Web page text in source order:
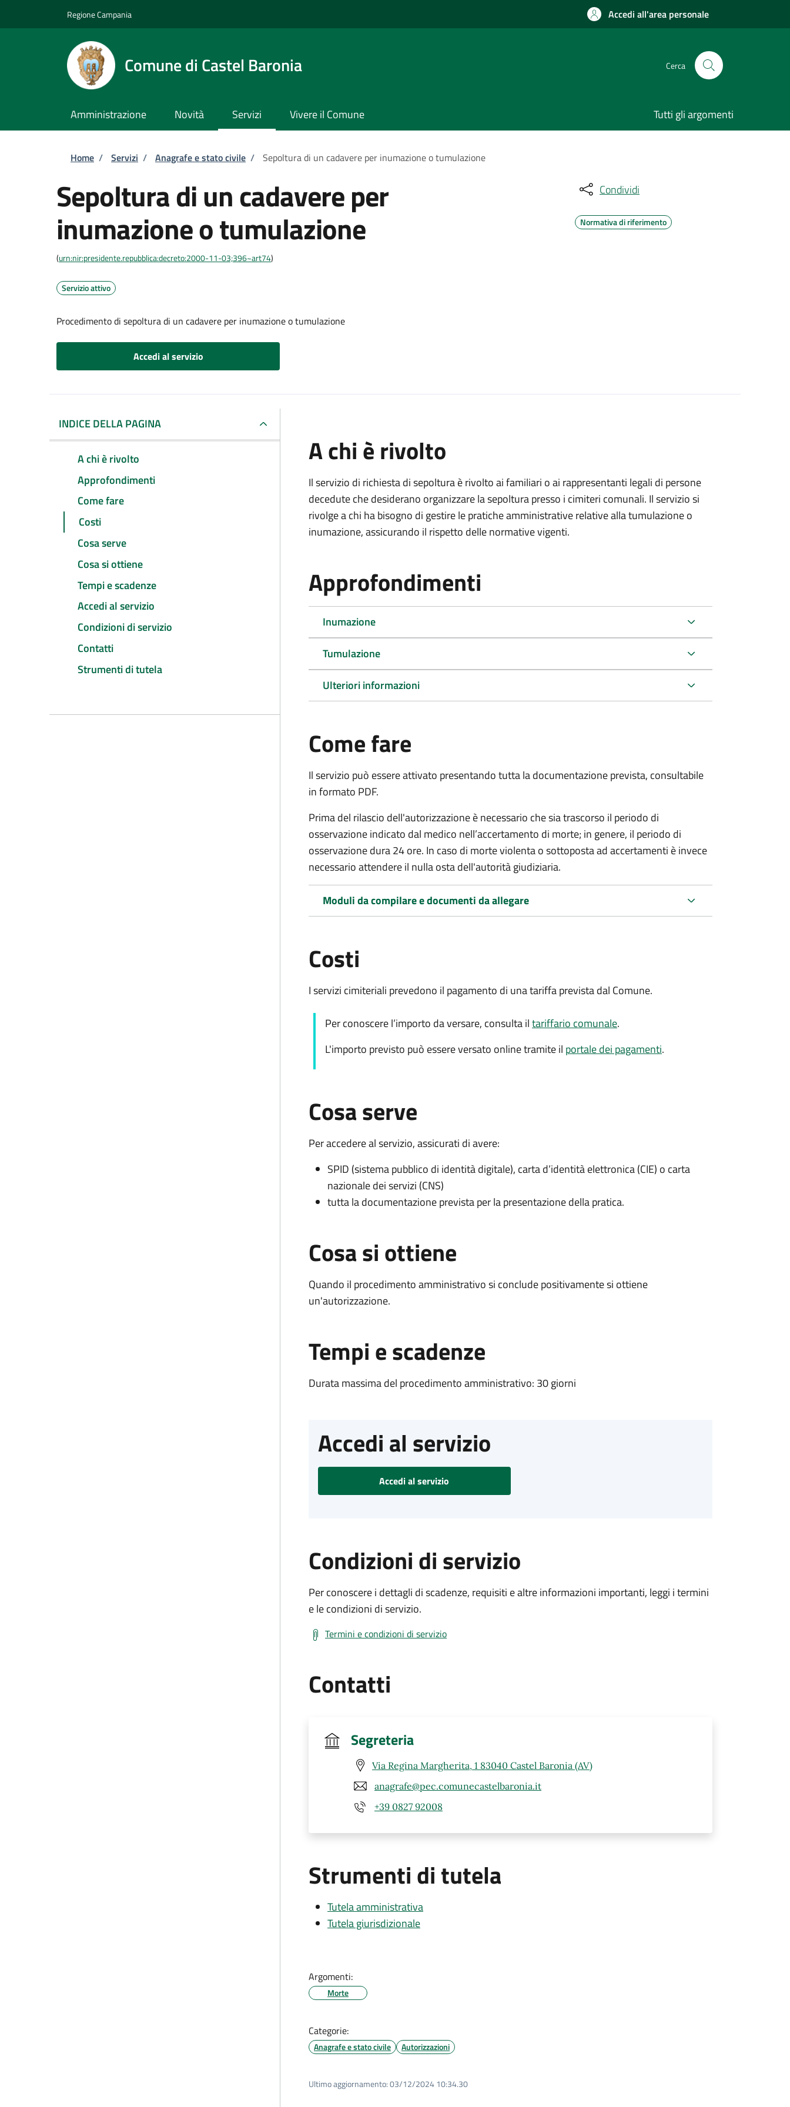
Regione Campania Accedi all'area personale
Comune di Castel Baronia Cerca
Amministrazione Novità Servizi Vivere il Comune Tutti gli argomenti
Briciole di pane
Home / Servizi / Anagrafe e stato civile / Sepoltura di un cadavere per inumazione o tumulazione
Sepoltura di un cadavere per
inumazione o tumulazione
(urn:nir:presidente.repubblica:decreto:2000-11-03;396~art74)
Servizio attivo
Procedimento di sepoltura di un cadavere per inumazione o tumulazione
Accedi al servizio
Condividi
Normativa di riferimento
INDICE DELLA PAGINA
A chi è rivolto
Approfondimenti
Come fare
Costi
Cosa serve
Cosa si ottiene
Tempi e scadenze
Accedi al servizio
Condizioni di servizio
Contatti
Strumenti di tutela
A chi è rivolto
Il servizio di richiesta di sepoltura è rivolto ai familiari o ai rappresentanti legali di persone
decedute che desiderano organizzare la sepoltura presso i cimiteri comunali. Il servizio si
rivolge a chi ha bisogno di gestire le pratiche amministrative relative alla tumulazione o
inumazione, assicurando il rispetto delle normative vigenti.
Approfondimenti
Inumazione
Tumulazione
Ulteriori informazioni
Come fare
Il servizio può essere attivato presentando tutta la documentazione prevista, consultabile
in formato PDF.
Prima del rilascio dell'autorizzazione è necessario che sia trascorso il periodo di
osservazione indicato dal medico nell’accertamento di morte; in genere, il periodo di
osservazione dura 24 ore. In caso di morte violenta o sottoposta ad accertamenti è invece
necessario attendere il nulla osta dell'autorità giudiziaria.
Moduli da compilare e documenti da allegare
Costi
I servizi cimiteriali prevedono il pagamento di una tariffa prevista dal Comune.
Per conoscere l’importo da versare, consulta iltariffario comunale.
L'importo previsto può essere versato online tramite il portale dei pagamenti.
Cosa serve
Per accedere al servizio, assicurati di avere:
SPID (sistema pubblico di identità digitale), carta d’identità elettronica (CIE) o carta
nazionale dei servizi (CNS)
tutta la documentazione prevista per la presentazione della pratica.
Cosa si ottiene
Quando il procedimento amministrativo si conclude positivamente si ottiene
un'autorizzazione.
Tempi e scadenze
Durata massima del procedimento amministrativo: 30 giorni
Accedi al servizio
Accedi al servizio
Condizioni di servizio
Per conoscere i dettagli di scadenze, requisiti e altre informazioni importanti, leggi i termini
e le condizioni di servizio.
Termini e condizioni di servizio
Contatti
Segreteria
Via Regina Margherita, 1 83040 Castel Baronia (AV)
anagrafe@pec.comunecastelbaronia.it
+39 0827 92008
Strumenti di tutela
Tutela amministrativa
Tutela giurisdizionale
Argomenti:
Morte
Categorie:
Anagrafe e stato civile Autorizzazioni
Ultimo aggiornamento:03/12/2024 10:34.30